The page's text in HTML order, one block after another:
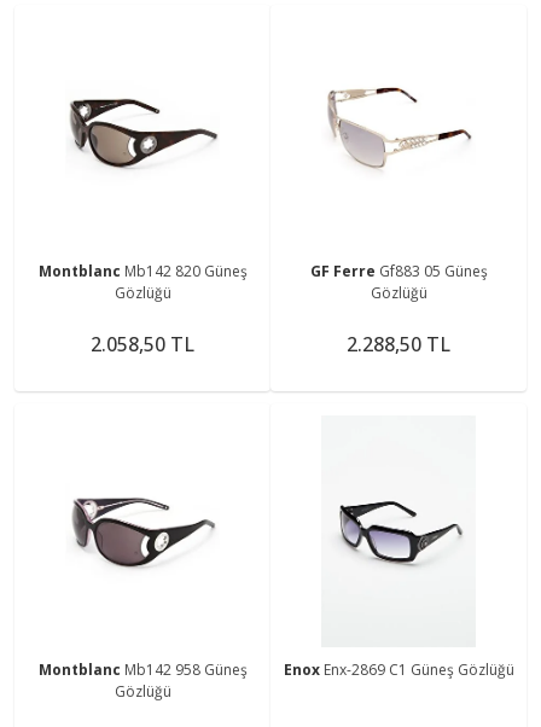
Montblanc Mb142 820 Güneş
Gözlüğü
2.058,50 TL
GF Ferre Gf883 05 Güneş
Gözlüğü
2.288,50 TL
Montblanc Mb142 958 Güneş
Gözlüğü
Enox Enx-2869 C1 Güneş Gözlüğü